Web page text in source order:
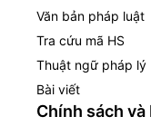
Văn bản pháp luật
Tra cứu mã HS
Thuật ngữ pháp lý
Bài viết
Chính sách và